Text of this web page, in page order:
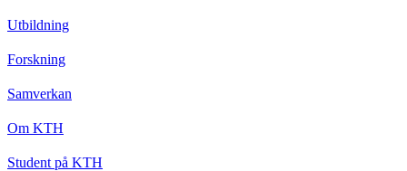
Utbildning
Forskning
Samverkan
Om KTH
Student på KTH